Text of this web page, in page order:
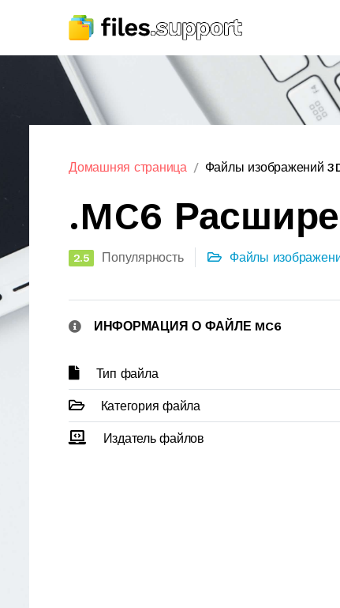
Домашняя страница Файлы изображений
.MC6
2.5 Популярность Файлы
ИНФОРМАЦИЯ О ФАЙЛЕ MC6
Тип файла
Категория файла
Издатель файлов